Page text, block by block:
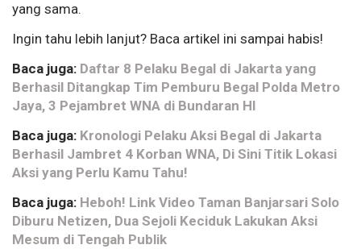
yang sama.
Ingin tahu lebih lanjut? Baca artikel ini sampai habis!
Baca juga: Daftar 8 Pelaku Begal di Jakarta yang
Berhasil Ditangkap Tim Pemburu Begal Polda Metro
Jaya, 3 Pejambret WNA di Bundaran HI
Baca juga: Kronologi Pelaku Aksi Begal di Jakarta
Berhasil Jambret 4 Korban WNA, Di Sini Titik Lokasi
Aksi yang Perlu Kamu Tahu!
Baca juga: Heboh! Link Video Taman Banjarsari Solo
Diburu Netizen, Dua Sejoli Keciduk Lakukan Aksi
Mesum di Tengah Publik